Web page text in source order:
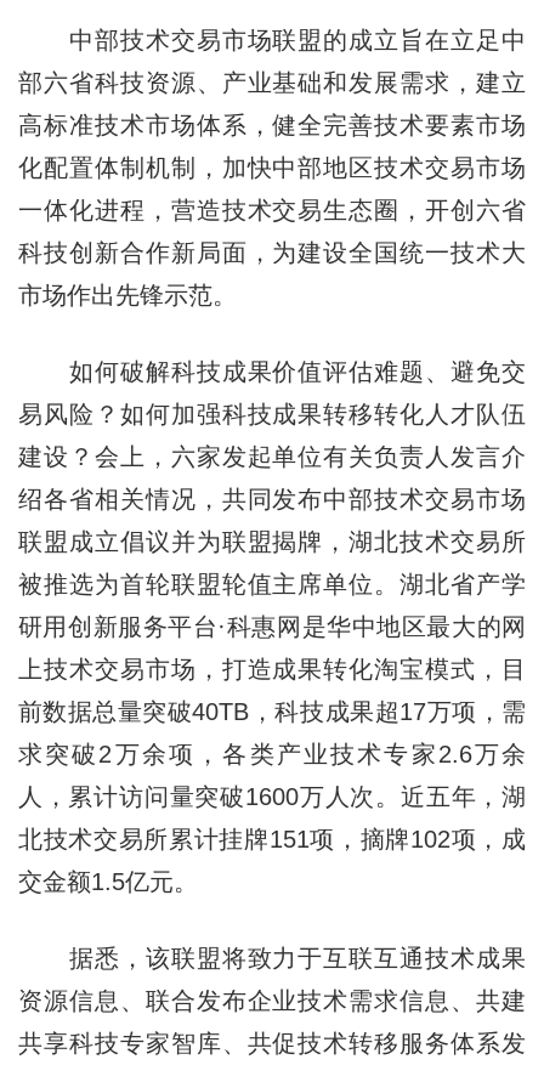
中部技术交易市场联盟的成立旨在立足中
部六省科技资源、产业基础和发展需求，建立
高标准技术市场体系，健全完善技术要素市场
化配置体制机制，加快中部地区技术交易市场
一体化进程，营造技术交易生态圈，开创六省
科技创新合作新局面，为建设全国统一技术大
市场作出先锋示范。
如何破解科技成果价值评估难题、避免交
易风险？如何加强科技成果转移转化人才队伍
建设？会上，六家发起单位有关负责人发言介
绍各省相关情况，共同发布中部技术交易市场
联盟成立倡议并为联盟揭牌，湖北技术交易所
被推选为首轮联盟轮值主席单位。湖北省产学
研用创新服务平台·科惠网是华中地区最大的网
上技术交易市场，打造成果转化淘宝模式，目
前数据总量突破40TB，科技成果超17万项，需
求突破2万余项，各类产业技术专家2.6万余
人，累计访问量突破1600万人次。近五年，湖
北技术交易所累计挂牌151项，摘牌102项，成
交金额1.5亿元。
据悉，该联盟将致力于互联互通技术成果
资源信息、联合发布企业技术需求信息、共建
共享科技专家智库、共促技术转移服务体系发